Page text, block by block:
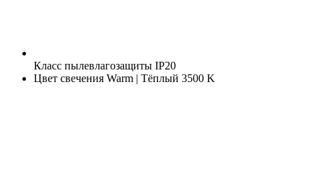
Класс пылевлагозащиты IP20
Цвет свечения Warm | Тёплый 3500 K